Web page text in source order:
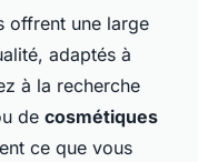
offrent une large
adaptés à
à la recherche
de cosmétiques
ce que vous